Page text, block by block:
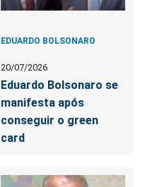
EDUARDO BOLSONARO
20/07/2026
Eduardo Bolsonaro se
manifesta após
conseguir o green
card